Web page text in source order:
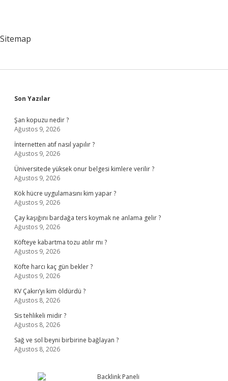
Sitemap
Sidebar
Son Yazılar
Şan kopuzu nedir ?
Ağustos 9, 2026
İnternetten atıf nasıl yapılır ?
Ağustos 9, 2026
Üniversitede yüksek onur belgesi kimlere verilir ?
Ağustos 9, 2026
Kök hücre uygulamasını kim yapar ?
Ağustos 9, 2026
Çay kaşığını bardağa ters koymak ne anlama gelir ?
Ağustos 9, 2026
Köfteye kabartma tozu atılır mı ?
Ağustos 9, 2026
Köfte harcı kaç gün bekler ?
Ağustos 9, 2026
KV Çakırı’yı kim öldürdü ?
Ağustos 8, 2026
Sis tehlikeli midir ?
Ağustos 8, 2026
Sağ ve sol beyni birbirine bağlayan ?
Ağustos 8, 2026